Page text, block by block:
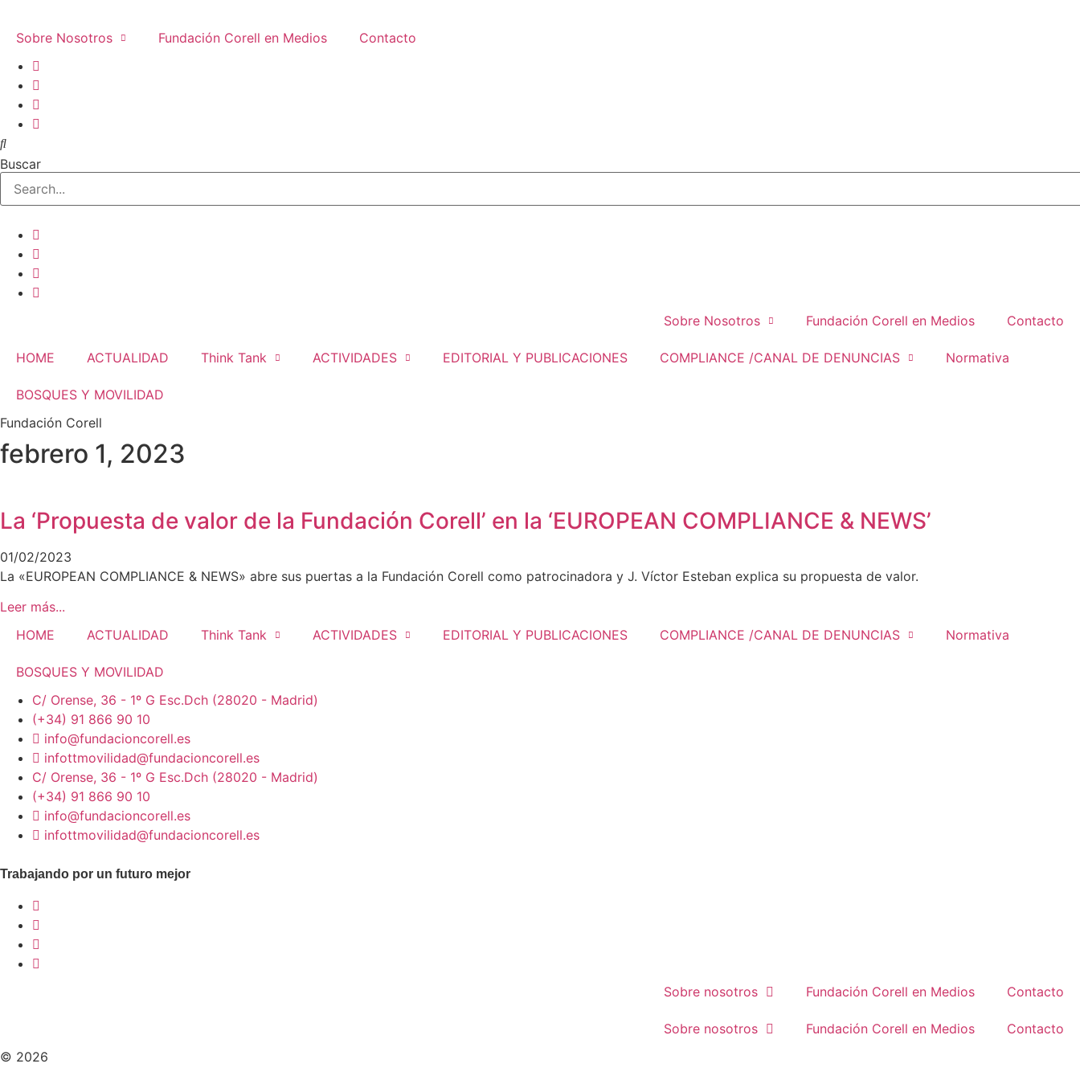
contenido
Sobre Nosotros Fundación Corell en Medios Contacto
Buscar
Sobre Nosotros Fundación Corell en Medios Contacto
HOME ACTUALIDAD Think Tank ACTIVIDADES EDITORIAL Y PUBLICACIONES COMPLIANCE /CANAL DE DENUNCIAS Normativa
BOSQUES Y MOVILIDAD
Fundación Corell
febrero 1, 2023
La ‘Propuesta de valor de la Fundación Corell’ en la ‘EUROPEAN COMPLIANCE & NEWS’
01/02/2023
La «EUROPEAN COMPLIANCE & NEWS» abre sus puertas a la Fundación Corell como patrocinadora y J. Víctor Esteban explica su propuesta de valor.
Leer más...
HOME
ACTUALIDAD Think Tank ACTIVIDADES EDITORIAL Y PUBLICACIONES COMPLIANCE /CANAL DE DENUNCIAS Normativa
BOSQUES Y MOVILIDAD
C/ Orense, 36 - 1º G Esc.Dch (28020 - Madrid)
(+34) 91 866 90 10
info@fundacioncorell.es
infottmovilidad@fundacioncorell.es
C/ Orense, 36 - 1º G Esc.Dch (28020 - Madrid)
(+34) 91 866 90 10
info@fundacioncorell.es
infottmovilidad@fundacioncorell.es
Trabajando por un futuro mejor
Sobre nosotros Fundación Corell en Medios Contacto
Sobre nosotros Fundación Corell en Medios
Contacto
© 2026